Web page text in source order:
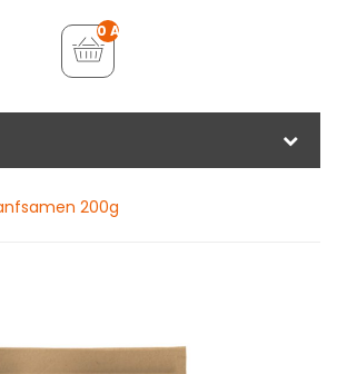
0 Artikel - €0,00
200g